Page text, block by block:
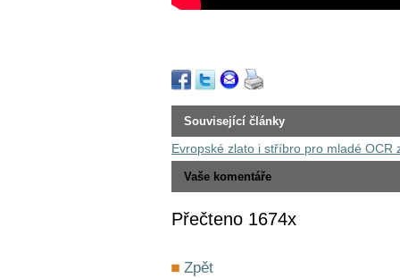
Související články
Evropské zlato i stříbro pro mladé OCR
Vaše komentáře
Přečteno 1674x
Zpět